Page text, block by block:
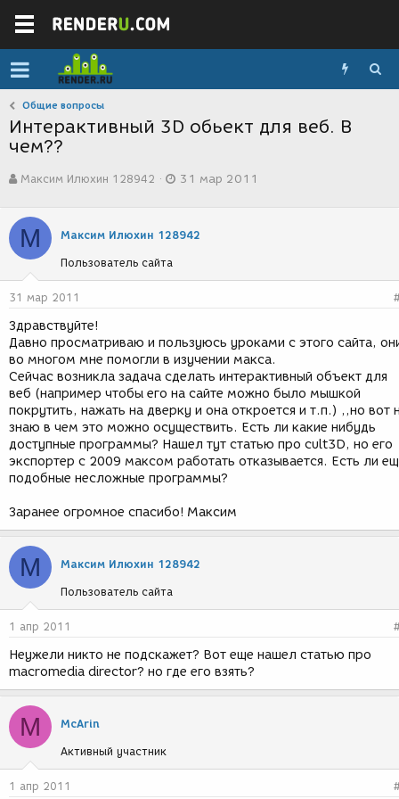
Общие вопросы
Интерактивный 3D обьект для веб. В
чем??
в
о
р
т
е
м
ы
Максим Илюхин 128942
а
с
д
я
31 мар 2011
М Максим Илюхин 128942
Пользователь сайта
31 мар 2011
Здравствуйте!
Давно просматриваю и пользуюсь уроками с этого сайта,
во многом мне помогли в изучении макса.
Сейчас возникла задача сделать интерактивный объект для
веб (например чтобы его на сайте можно было мышкой
покрутить, нажать на дверку и она откроется и т.п.) ,,но вот
знаю в чем это можно осуществить. Есть ли какие нибудь
доступные программы? Нашел тут статью про cult3D, но его
экспортер с 2009 максом работать отказывается. Есть ли
подобные несложные программы?
Заранее огромное спасибо! Максим
М Максим Илюхин 128942
Пользователь сайта
1 апр 2011
Неужели никто не подскажет? Вот еще нашел статью про
macromedia director? но где его взять?
M McArin
Активный участник
1 апр 2011